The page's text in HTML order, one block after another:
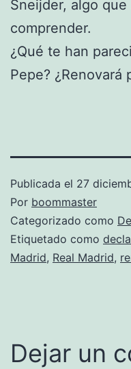
Sneijder, algo
comprender.
¿Qué te han
Pepe? ¿Renovará
Publicada el 27
Por boommaster
Categorizado como
Etiquetado como
Madrid, Real Madrid,
Dejar un